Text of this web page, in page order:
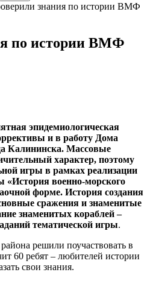
знания по истории ВМФ
по истории ВМФ
эпидемиологическая
и в работу Дома
Калининска. Массовые
характер, поэтому
игры в рамках реализации
«История военно-морского
форме. История создания
сражения и знаменитые
знаменитых кораблей –
тематической игры.
решили поучаствовать в
60 ребят – любителей истории
свои знания.